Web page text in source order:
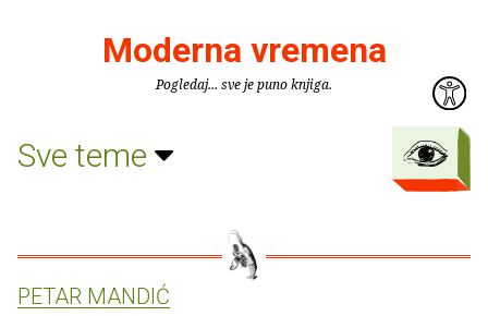
Moderna vremena
Pogledaj... sve je puno knjiga.
Sve teme
PETAR MANDIĆ